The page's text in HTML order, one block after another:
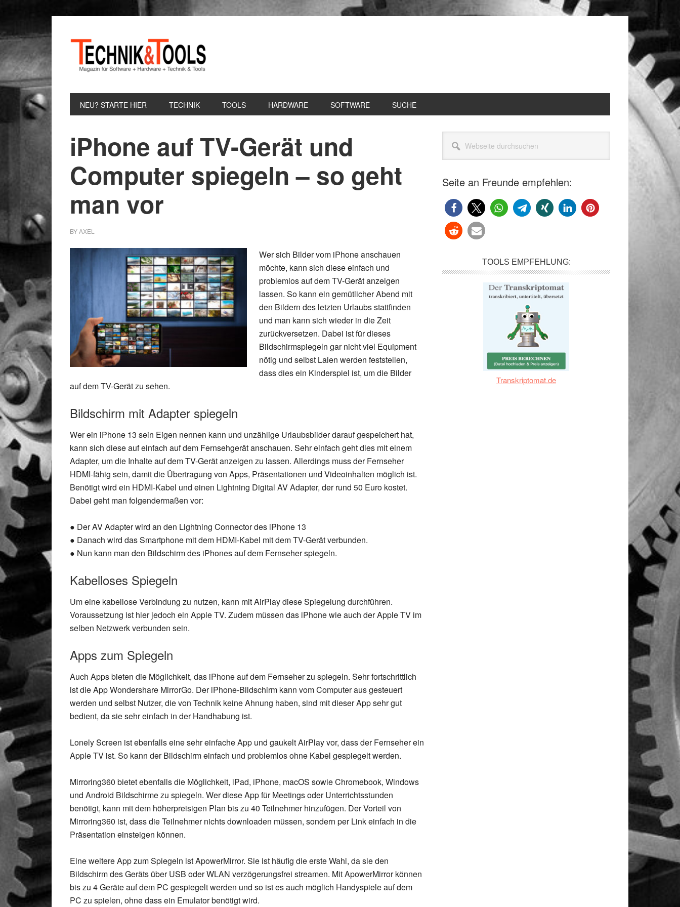
Hauptnavigation
springen
springen
springen
NEU? STARTE HIER TECHNIK TOOLS HARDWARE SOFTWARE SUCHE
iPhone auf TV-Gerät und
Computer spiegeln – so geht
man vor
BYAXEL
Wer sich Bilder vom iPhone anschauen
möchte, kann sich diese einfach und
problemlos auf dem TV-Gerät anzeigen
lassen. So kann ein gemütlicher Abend mit
den Bildern des letzten Urlaubs stattfinden
und man kann sich wieder in die Zeit
zurückversetzen. Dabei ist für dieses
Bildschirmspiegeln gar nicht viel Equipment
nötig und selbst Laien werden feststellen,
dass dies ein Kinderspiel ist, um die Bilder
auf dem TV-Gerät zu sehen.
Bildschirm mit Adapter spiegeln
Wer ein iPhone 13 sein Eigen nennen kann und unzählige Urlaubsbilder darauf gespeichert hat,
kann sich diese auf einfach auf dem Fernsehgerät anschauen. Sehr einfach geht dies mit einem
Adapter, um die Inhalte auf dem TV-Gerät anzeigen zu lassen. Allerdings muss der Fernseher
HDMI-fähig sein, damit die Übertragung von Apps, Präsentationen und Videoinhalten möglich ist.
Benötigt wird ein HDMI-Kabel und einen Lightning Digital AV Adapter, der rund 50 Euro kostet.
Dabei geht man folgendermaßen vor:
● Der AV Adapter wird an den Lightning Connector des iPhone 13
● Danach wird das Smartphone mit dem HDMI-Kabel mit dem TV-Gerät verbunden.
● Nun kann man den Bildschirm des iPhones auf dem Fernseher spiegeln.
Kabelloses Spiegeln
Um eine kabellose Verbindung zu nutzen, kann mit AirPlay diese Spiegelung durchführen.
Voraussetzung ist hier jedoch ein Apple TV. Zudem müssen das iPhone wie auch der Apple TV im
selben Netzwerk verbunden sein.
Apps zum Spiegeln
Auch Apps bieten die Möglichkeit, das iPhone auf dem Fernseher zu spiegeln. Sehr fortschrittlich
ist die App Wondershare MirrorGo. Der iPhone-Bildschirm kann vom Computer aus gesteuert
werden und selbst Nutzer, die von Technik keine Ahnung haben, sind mit dieser App sehr gut
bedient, da sie sehr einfach in der Handhabung ist.
Lonely Screen ist ebenfalls eine sehr einfache App und gaukelt AirPlay vor, dass der Fernseher ein
Apple TV ist. So kann der Bildschirm einfach und problemlos ohne Kabel gespiegelt werden.
Mirroring360 bietet ebenfalls die Möglichkeit, iPad, iPhone, macOS sowie Chromebook, Windows
und Android Bildschirme zu spiegeln. Wer diese App für Meetings oder Unterrichtsstunden
benötigt, kann mit dem höherpreisigen Plan bis zu 40 Teilnehmer hinzufügen. Der Vorteil von
Mirroring360 ist, dass die Teilnehmer nichts downloaden müssen, sondern per Link einfach in die
Präsentation einsteigen können.
Eine weitere App zum Spiegeln ist ApowerMirror. Sie ist häufig die erste Wahl, da sie den
Bildschirm des Geräts über USB oder WLAN verzögerungsfrei streamen. Mit ApowerMirror können
bis zu 4 Geräte auf dem PC gespiegelt werden und so ist es auch möglich Handyspiele auf dem
PC zu spielen, ohne dass ein Emulator benötigt wird.
Seitenspalte
durchsuchen
Seite an Freunde empfehlen:
TOOLS EMPFEHLUNG:
Transkriptomat.de